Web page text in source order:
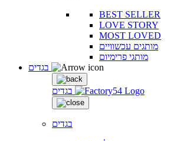
BEST SELLER
LOVE STORY
MOST LOVED
מותגים עכשוויים
מותגי פרימיום
בגדים
בגדים